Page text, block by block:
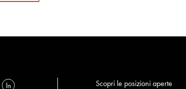
Scopri le posizioni aperte